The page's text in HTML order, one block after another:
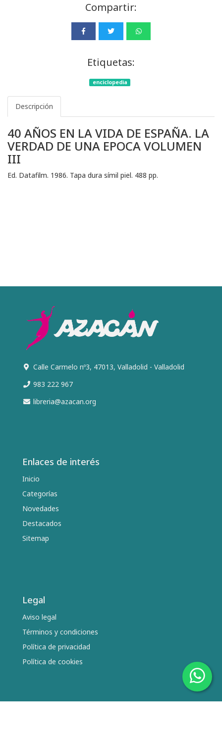
Compartir:
Etiquetas:
enciclopedia
Descripción
40 AÑOS EN LA VIDA DE ESPAÑA. LA
VERDAD DE UNA EPOCA VOLUMEN
III
Ed. Datafilm. 1986. Tapa dura símil piel. 488 pp.
Calle Carmelo nº3, 47013, Valladolid - Valladolid
983 222 967
libreria@azacan.org
Enlaces de interés
Inicio
Categorías
Novedades
Destacados
Sitemap
Legal
Aviso legal
Términos y condiciones
Política de privacidad
Política de cookies